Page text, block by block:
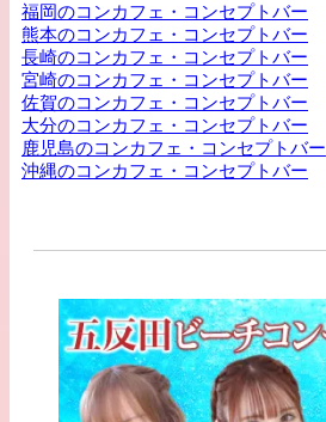
福岡のコンカフェ・コンセプトバー
熊本のコンカフェ・コンセプトバー
長崎のコンカフェ・コンセプトバー
宮崎のコンカフェ・コンセプトバー
佐賀のコンカフェ・コンセプトバー
大分のコンカフェ・コンセプトバー
鹿児島のコンカフェ・コンセプトバー
沖縄のコンカフェ・コンセプトバー